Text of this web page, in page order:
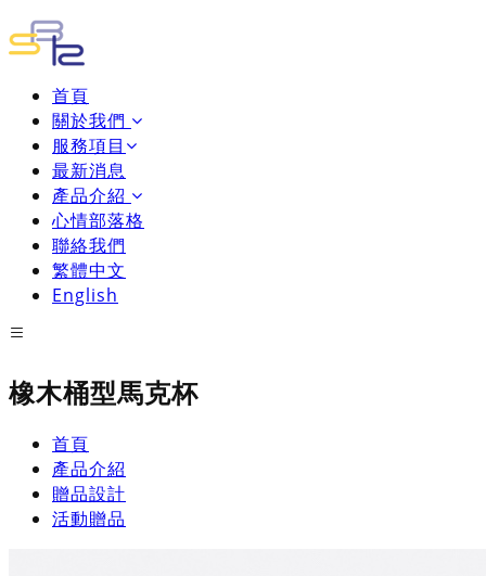
首頁
關於我們
服務項目
最新消息
產品介紹
心情部落格
聯絡我們
繁體中文
English
橡木桶型馬克杯
首頁
產品介紹
贈品設計
活動贈品